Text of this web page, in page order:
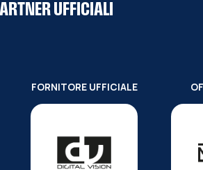
UFFICIALI
FORNITORE UFFICIALE